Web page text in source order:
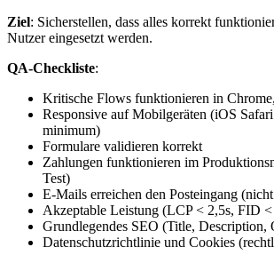
Ziel: Sicherstellen, dass alles korrekt
Nutzer eingesetzt werden.
QA-Checkliste:
Kritische Flows funktionieren in
Responsive auf Mobilgeräten (iOS
minimum)
Formulare validieren korrekt
Zahlungen funktionieren im
Test)
E-Mails erreichen den Posteingang
Akzeptable Leistung (LCP < 2,5s, FID
Grundlegendes SEO (Title, Description,
Datenschutzrichtlinie und Cookies